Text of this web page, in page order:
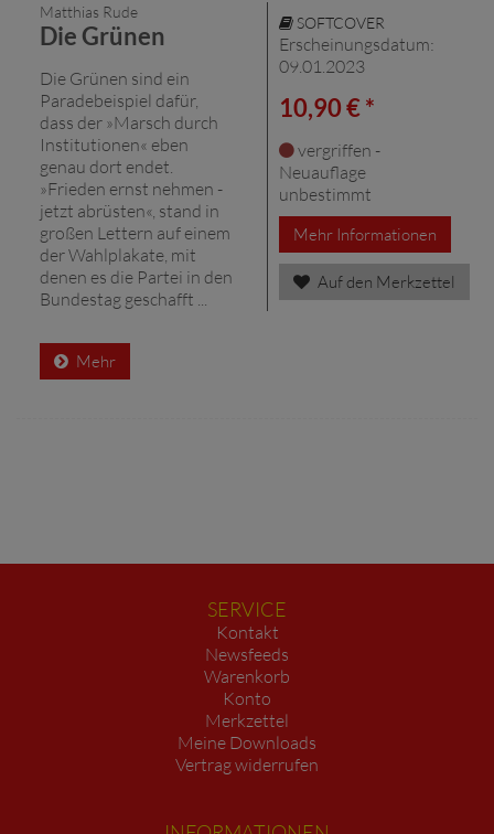
Matthias Rude
Die Grünen
Die Grünen sind ein
Paradebeispiel dafür,
dass der »Marsch durch
Institutionen« eben
genau dort endet.
»Frieden ernst nehmen -
jetzt abrüsten«, stand in
großen Lettern auf einem
der Wahlplakate, mit
denen es die Partei in den
Bundestag geschafft ...
Mehr
SOFTCOVER
Erscheinungsdatum:
09.01.2023
10,90 € *
vergriffen -
Neuauflage
unbestimmt
Mehr Informationen
Auf den Merkzettel
SERVICE
Kontakt
Newsfeeds
Warenkorb
Konto
Merkzettel
Meine Downloads
Vertrag widerrufen